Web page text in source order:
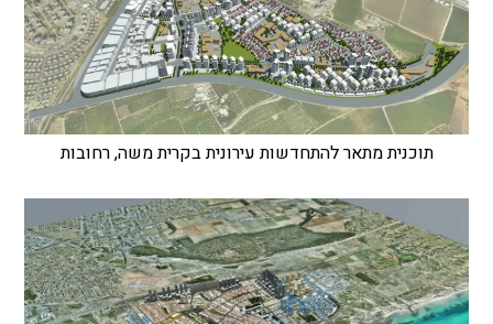
תוכנית מתאר להתחדשות עירונית בקרית משה, רחובות